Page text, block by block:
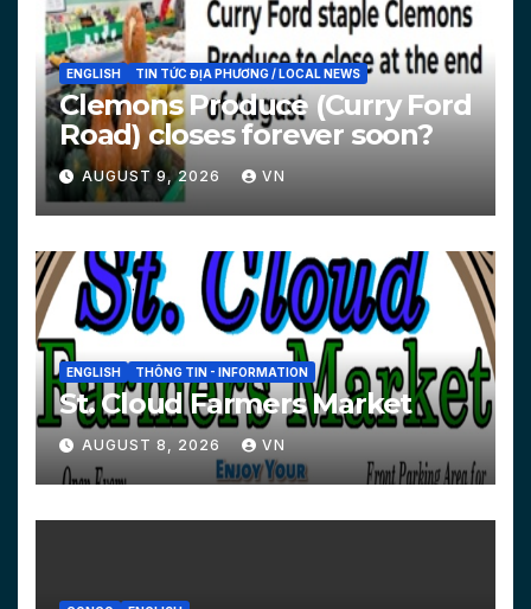
ENGLISH TIN TỨC ĐỊA PHƯƠNG / LOCAL NEWS
Clemons Produce (Curry Ford
Road) closes forever soon?
AUGUST 9, 2026 VN
ENGLISH THÔNG TIN - INFORMATION
St. Cloud Farmers Market
AUGUST 8, 2026 VN